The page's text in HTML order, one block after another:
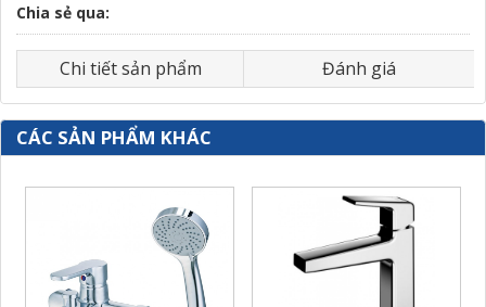
Chia sẻ qua:
Chi tiết sản phẩm Đánh giá
CÁC SẢN PHẨM KHÁC